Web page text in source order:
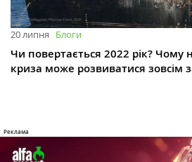
20 липня Блоги
Чи повертається 2022 рік? Чому
криза може розвиватися зовсім